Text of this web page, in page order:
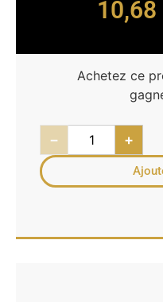
10,68
Achetez ce
− +